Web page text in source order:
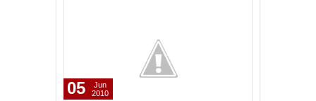
05
Jun
2010